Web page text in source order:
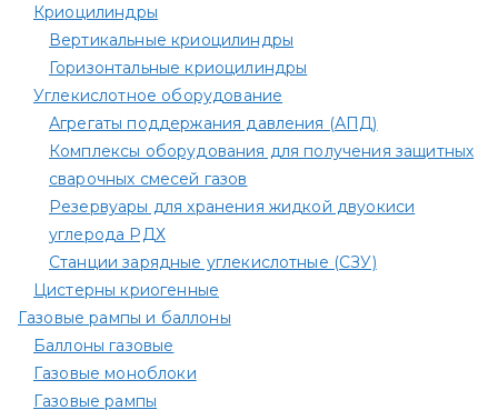
Криоцилиндры
Вертикальные криоцилиндры
Горизонтальные криоцилиндры
Углекислотное оборудование
Агрегаты поддержания давления (АПД)
Комплексы оборудования для получения защитных
сварочных смесей газов
Резервуары для хранения жидкой двуокиси
углерода РДХ
Станции зарядные углекислотные (СЗУ)
Цистерны криогенные
Газовые рампы и баллоны
Баллоны газовые
Газовые моноблоки
Газовые рампы